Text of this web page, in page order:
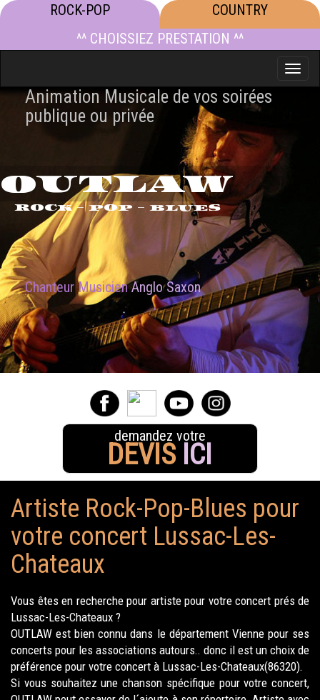
ROCK-POP
COUNTRY
^^ CHOISSIEZ PRESTATION ^^
Toggle
Animation Musicale de vos soirées
publique ou privée
OUTLAW
ROCK - POP - BLUES
Chanteur MusicienAnglo Saxon
demandez votre
DEVIS ICI
Artiste Rock-Pop-Blues pour
votre concert Lussac-Les-
Chateaux
Vous êtes en recherche pour artiste pour votre concert prés de
Lussac-Les-Chateaux ?
OUTLAW est bien connu dans le département Vienne pour ses
concerts pour les associations autours.. donc il est un choix de
préférence pour votre concert à Lussac-Les-Chateaux(86320).
Si vous souhaitez une chanson spécifique pour votre concert,